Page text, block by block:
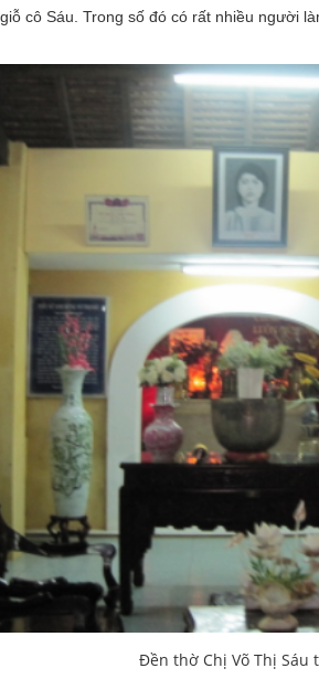
cô Sáu. Trong số đó có rất nhiều người
Đền thờ Chị Võ Thị Sáu